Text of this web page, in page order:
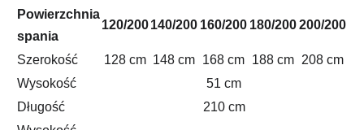
Powierzchnia
spania
120/200140/200 160/200 180/200 200/200
Szerokość 128 cm 148 cm 168 cm 188 cm
208 cm
Wysokość
51 cm
Długość
210 cm